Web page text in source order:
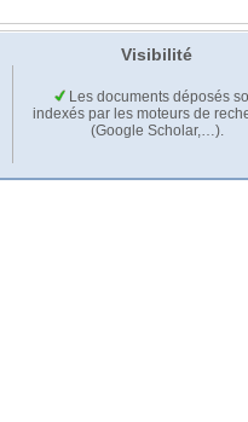
Visibilité
Les documents déposés
indexés par les moteurs de
(Google Scholar,…).